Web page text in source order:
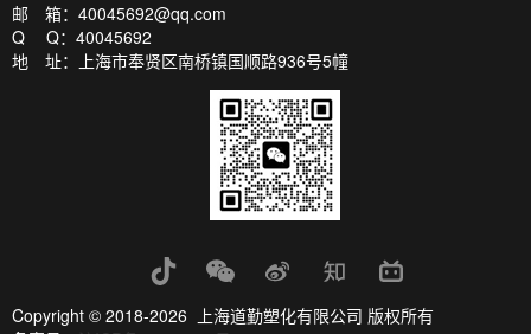
邮 箱：40045692@qq.com
Q Q：40045692
地 址：上海市奉贤区南桥镇国顺路936号5幢
Copyright © 2018-2026 上海道勤塑化有限公司 版权所有